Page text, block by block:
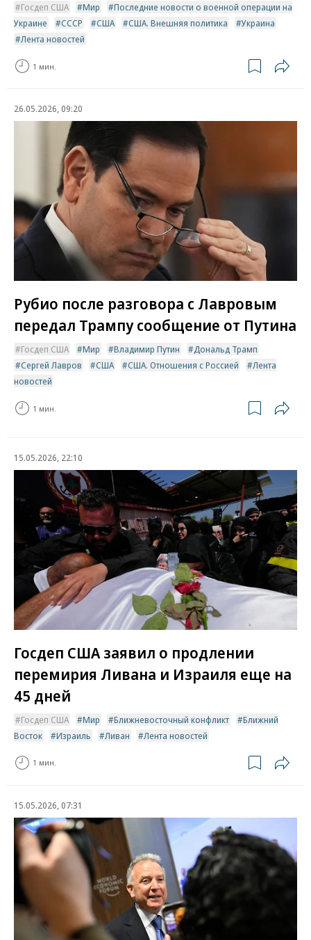
Госдеп США Мир
Последние новости о военной операции на
Украине
СССР США США. Внешняя политика
Украина
Лента новостей
1 мин.
26.05.2026, 09:20
Рубио после разговора с Лавровым
передал Трампу сообщение от Путина
Госдеп США Мир Владимир Путин
Дональд Трамп
Сергей Лавров
США США. Отношения с Россией
Лента
новостей
1 мин.
15.05.2026, 22:10
Госдеп США заявил о продлении
перемирия Ливана и Израиля еще на
45 дней
Госдеп США Мир Ближневосточный конфликт
Ближний
Восток
Израиль Ливан Лента новостей
1 мин.
15.05.2026, 07:31